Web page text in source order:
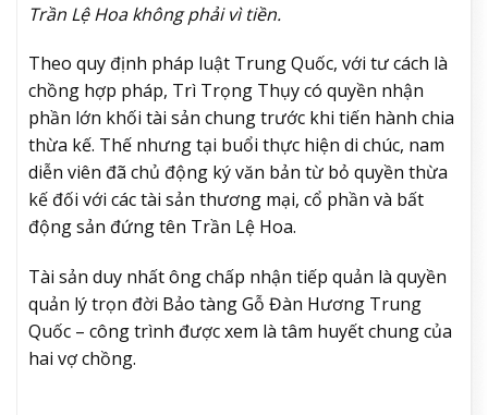
Trần Lệ Hoa không phải vì tiền.
Theo quy định pháp luật Trung Quốc, với tư cách là
chồng hợp pháp, Trì Trọng Thụy có quyền nhận
phần lớn khối tài sản chung trước khi tiến hành chia
thừa kế. Thế nhưng tại buổi thực hiện di chúc, nam
diễn viên đã chủ động ký văn bản từ bỏ quyền thừa
kế đối với các tài sản thương mại, cổ phần và bất
động sản đứng tên Trần Lệ Hoa.
Tài sản duy nhất ông chấp nhận tiếp quản là quyền
quản lý trọn đời Bảo tàng Gỗ Đàn Hương Trung
Quốc – công trình được xem là tâm huyết chung của
hai vợ chồng.